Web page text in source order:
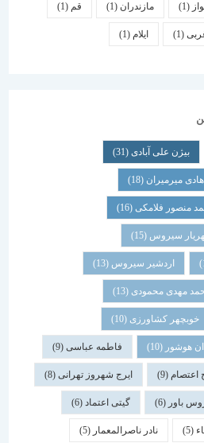
مازندران(1) قم
ایلام
علی آبادی(31)
(18)
فلامکی (16)
(15)
سیروس(13)
محمودی(13)
کشاورزی(10)
(10) فاطمه عباسی(9)
(9) ایرج شهروز تهرانی(8)
(6) گیتی اعتماد(6)
نادر ناصرالمعمار (5)